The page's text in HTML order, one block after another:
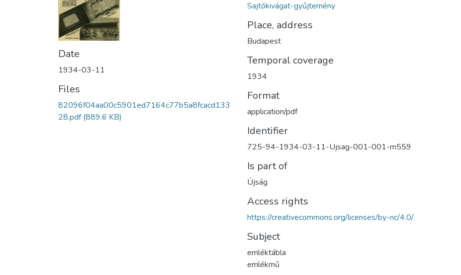
Date
1934-03-11
Files
82096f04aa00c5901ed7164c77b5a8fcacd133
28.pdf(889.6 KB)
Sajtókivágat-gyűjtemény
Place, address
Budapest
Temporal coverage
1934
Format
application/pdf
Identifier
725-94-1934-03-11-Ujsag-001-001-m559
Is part of
Újság
Access rights
https://creativecommons.org/licenses/by-nc/4.0/
Subject
emléktábla
emlékmű